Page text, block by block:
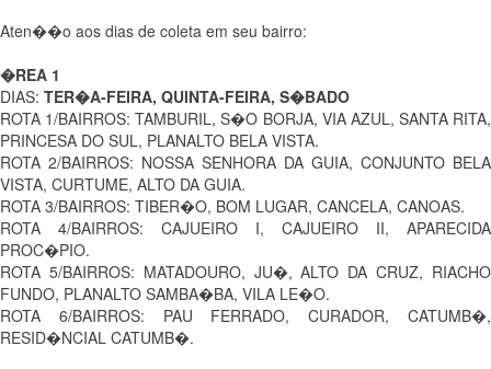
Aten��o aos dias de coleta em seu bairro:
�REA 1
DIAS: TER�A-FEIRA, QUINTA-FEIRA, S�BADO
ROTA 1/BAIRROS: TAMBURIL, S�O BORJA, VIA AZUL, SANTA RITA,
PRINCESA DO SUL, PLANALTO BELA VISTA.
ROTA 2/BAIRROS: NOSSA SENHORA DA GUIA, CONJUNTO BELA
VISTA, CURTUME, ALTO DA GUIA.
ROTA 3/BAIRROS: TIBER�O, BOM LUGAR, CANCELA, CANOAS.
ROTA 4/BAIRROS: CAJUEIRO I, CAJUEIRO II, APARECIDA
PROC�PIO.
ROTA 5/BAIRROS: MATADOURO, JU�, ALTO DA CRUZ, RIACHO
FUNDO, PLANALTO SAMBA�BA, VILA LE�O.
ROTA 6/BAIRROS: PAU FERRADO, CURADOR, CATUMB�,
RESID�NCIAL CATUMB�.